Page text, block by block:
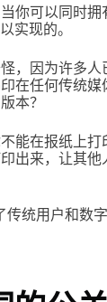
你可以同时拥
实现的。
，因为许多人
在任何传统媒
本？
能在报纸上
出来，让其他
传统用户和数